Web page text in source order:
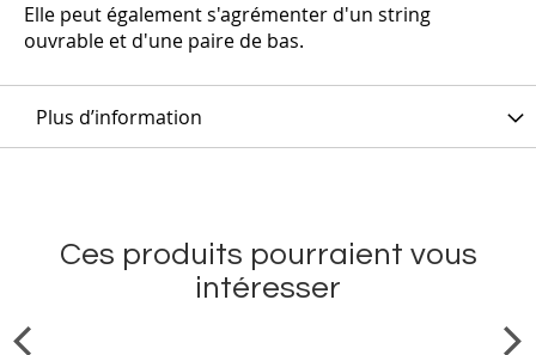
Elle peut également s'agrémenter d'un string
ouvrable et d'une paire de bas.
Plus d’information
Ces produits pourraient vous
intéresser